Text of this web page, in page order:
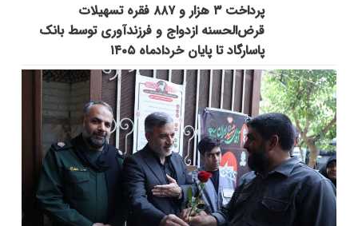
پرداخت ۳ هزار و ۸۸۷ فقره تسهیلات
قرض‌الحسنه ازدواج و فرزندآوری توسط بانک
پاسارگاد تا پایان خردادماه ۱۴۰۵